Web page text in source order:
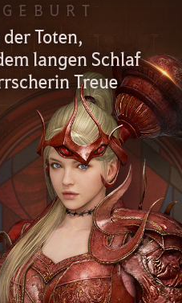
Toten,
langen Schlaf
Treue